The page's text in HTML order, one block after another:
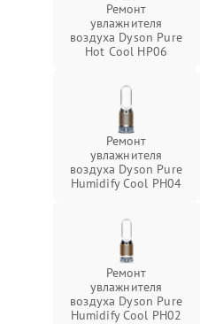
Ремонт
увлажнителя
воздуха Dyson Pure
Hot Cool HP06
Ремонт
увлажнителя
воздуха Dyson Pure
Humidify Cool PH04
Ремонт
увлажнителя
воздуха Dyson Pure
Humidify Cool PH02